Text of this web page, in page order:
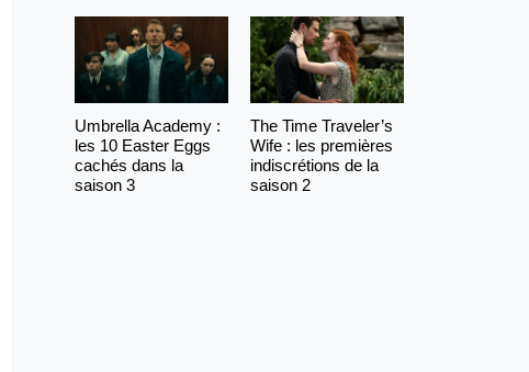
Umbrella Academy :
les 10 Easter Eggs
cachés dans la
saison 3
The Time Traveler’s
Wife : les premières
indiscrétions de la
saison 2